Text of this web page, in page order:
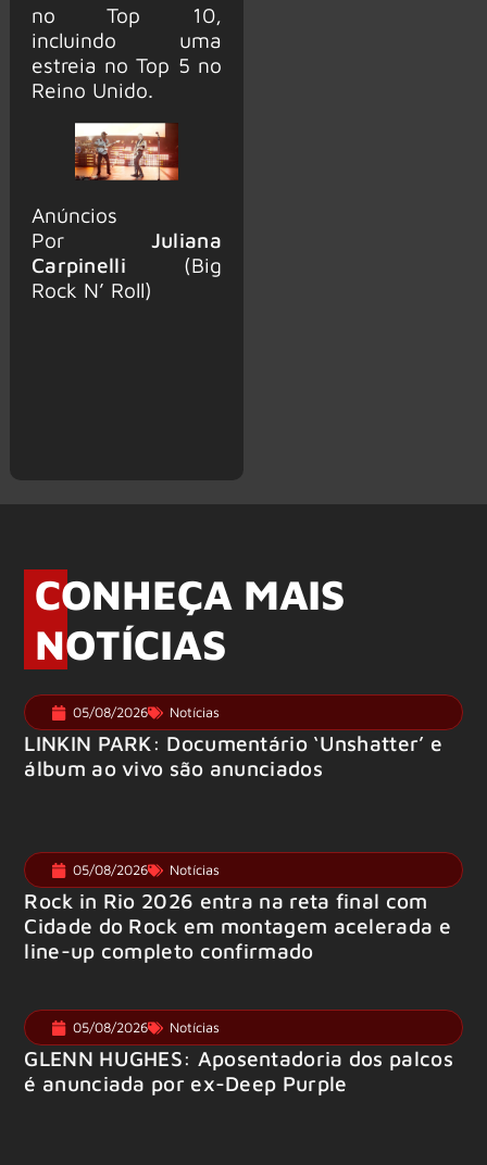
no Top 10,
incluindo uma
estreia no Top 5 no
Reino Unido.
Anúncios
Por Juliana
Carpinelli (Big
Rock N’ Roll)
CONHEÇA MAIS
NOTÍCIAS
05/08/2026 Notícias
LINKIN PARK: Documentário ‘Unshatter’ e
álbum ao vivo são anunciados
05/08/2026 Notícias
Rock in Rio 2026 entra na reta final com
Cidade do Rock em montagem acelerada e
line-up completo confirmado
05/08/2026 Notícias
GLENN HUGHES: Aposentadoria dos palcos
é anunciada por ex-Deep Purple